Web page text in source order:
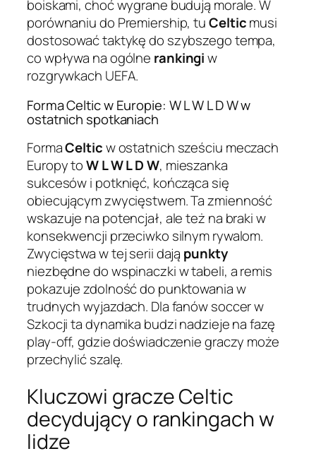
boiskami, choć wygrane budują morale. W
porównaniu do Premiership, tuCelticmusi
dostosować taktykę do szybszego tempa,
co wpływa na ogólne rankingiw
rozgrywkach UEFA.
Forma Celtic w Europie: W L W L D W w
ostatnich spotkaniach
FormaCelticw ostatnich sześciu meczach
Europy toW L W L D W, mieszanka
sukcesów i potknięć, kończąca się
obiecującym zwycięstwem. Ta zmienność
wskazuje na potencjał, ale też na braki w
konsekwencji przeciwko silnym rywalom.
Zwycięstwa w tej serii dają punkty
niezbędne do wspinaczki w tabeli, a remis
pokazuje zdolność do punktowania w
trudnych wyjazdach. Dla fanów soccer w
Szkocji ta dynamika budzi nadzieje na fazę
play-off, gdzie doświadczenie graczy może
przechylić szalę.
Kluczowi gracze Celtic
decydujący o rankingach w
lidze